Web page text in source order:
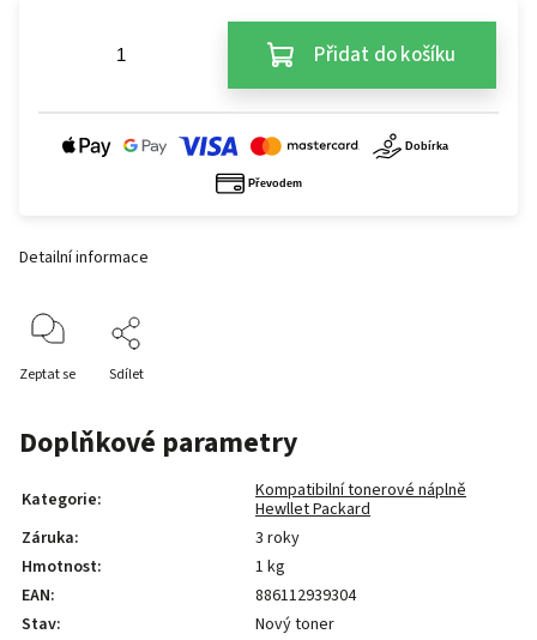
Přidat do košíku
Detailní informace
Zeptat se Sdílet
Doplňkové parametry
Kategorie:
Kompatibilní tonerové náplně
Hewllet Packard
Záruka:
3 roky
Hmotnost:
1 kg
EAN:
886112939304
Stav:
Nový toner